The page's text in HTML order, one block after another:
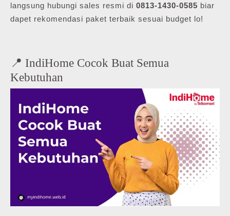
langsung hubungi sales resmi di 0813-1430-0585 biar
dapet rekomendasi paket terbaik sesuai budget lo!
📍 IndiHome Cocok Buat Semua
Kebutuhan